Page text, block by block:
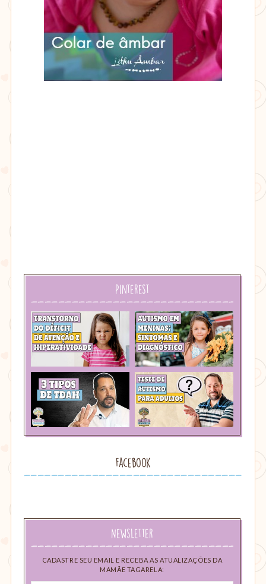
Pinterest
Facebook
Newsletter
CADASTRE SEU EMAIL E RECEBA AS ATUALIZAÇÕES DA
MAMÃE TAGARELA: